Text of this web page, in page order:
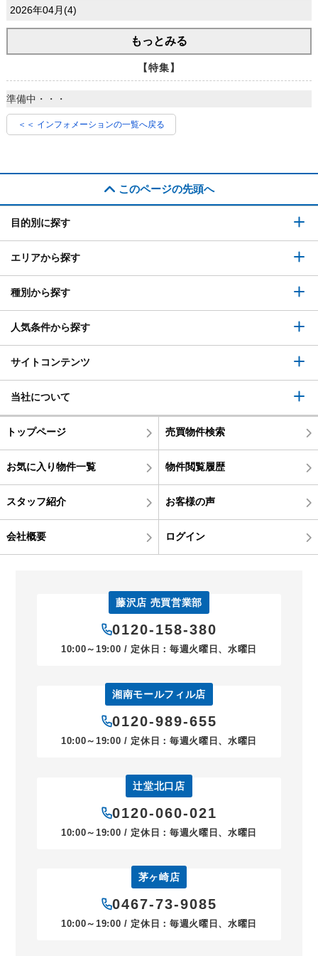
2026年04月(4)
もっとみる
【特集】
準備中・・・
＜＜ インフォメーションの一覧へ戻る
このページの先頭へ
目的別に探す
エリアから探す
種別から探す
人気条件から探す
サイトコンテンツ
当社について
トップページ 売買物件検索
お気に入り物件一覧 物件閲覧履歴
スタッフ紹介 お客様の声
会社概要 ログイン
藤沢店 売買営業部
0120-158-380
10:00～19:00 / 定休日：毎週火曜日、水曜日
湘南モールフィル店
0120-989-655
10:00～19:00 / 定休日：毎週火曜日、水曜日
辻堂北口店
0120-060-021
10:00～19:00 / 定休日：毎週火曜日、水曜日
茅ヶ崎店
0467-73-9085
10:00～19:00 / 定休日：毎週火曜日、水曜日